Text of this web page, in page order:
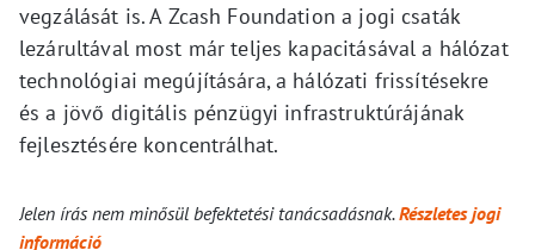
vegzálását is. A Zcash Foundation a jogi csaták
lezárultával most már teljes kapacitásával a hálózat
technológiai megújítására, a hálózati frissítésekre
és a jövő digitális pénzügyi infrastruktúrájának
fejlesztésére koncentrálhat.
Jelen írás nem minősül befektetési tanácsadásnak.Részletes jogi
információ